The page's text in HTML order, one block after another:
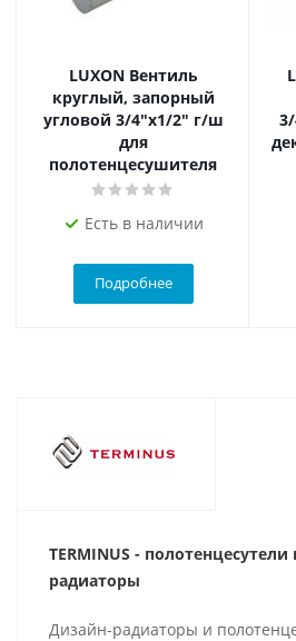
LUXON Вентиль
круглый, запорный
угловой 3/4"х1/2" г/ш
для
полотенцесушителя
Есть в наличии
Подробнее
TERMINUS - полотенцесутели
радиаторы
Дизайн-радиаторы и